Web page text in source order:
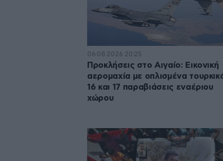
06·08·2026 20:25
Προκλήσεις στο Αιγαίο: Εικονική
αερομαχία με οπλισμένα
16 και 17 παραβιάσεις εναέριου
χώρου